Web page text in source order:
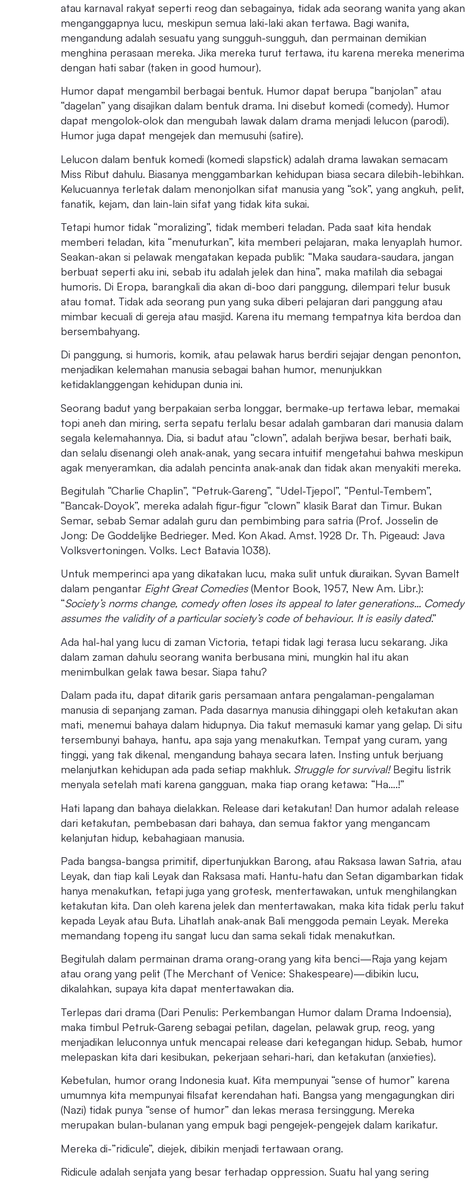
atau karnaval rakyat seperti reog dan sebagainya, tidak ada seorang wanita yang akan
menganggapnya lucu, meskipun semua laki-laki akan tertawa. Bagi wanita,
mengandung adalah sesuatu yang sungguh-sungguh, dan permainan demikian
menghina perasaan mereka. Jika mereka turut tertawa, itu karena mereka menerima
dengan hati sabar (taken in good humour).
Humor dapat mengambil berbagai bentuk. Humor dapat berupa “banjolan” atau
“dagelan” yang disajikan dalam bentuk drama. Ini disebut komedi (comedy). Humor
dapat mengolok-olok dan mengubah lawak dalam drama menjadi lelucon (parodi).
Humor juga dapat mengejek dan memusuhi (satire).
Lelucon dalam bentuk komedi (komedi slapstick) adalah drama lawakan semacam
Miss Ribut dahulu. Biasanya menggambarkan kehidupan biasa secara dilebih-lebihkan.
Kelucuannya terletak dalam menonjolkan sifat manusia yang “sok”, yang angkuh, pelit,
fanatik, kejam, dan lain-lain sifat yang tidak kita sukai.
Tetapi humor tidak “moralizing”, tidak memberi teladan. Pada saat kita hendak
memberi teladan, kita “menuturkan”, kita memberi pelajaran, maka lenyaplah humor.
Seakan-akan si pelawak mengatakan kepada publik: “Maka saudara-saudara, jangan
berbuat seperti aku ini, sebab itu adalah jelek dan hina”, maka matilah dia sebagai
humoris. Di Eropa, barangkali dia akan di-boo dari panggung, dilempari telur busuk
atau tomat. Tidak ada seorang pun yang suka diberi pelajaran dari panggung atau
mimbar kecuali di gereja atau masjid. Karena itu memang tempatnya kita berdoa dan
bersembahyang.
Di panggung, si humoris, komik, atau pelawak harus berdiri sejajar dengan penonton,
menjadikan kelemahan manusia sebagai bahan humor, menunjukkan
ketidaklanggengan kehidupan dunia ini.
Seorang badut yang berpakaian serba longgar, bermake-up tertawa lebar, memakai
topi aneh dan miring, serta sepatu terlalu besar adalah gambaran dari manusia dalam
segala kelemahannya. Dia, si badut atau “clown”, adalah berjiwa besar, berhati baik,
dan selalu disenangi oleh anak-anak, yang secara intuitif mengetahui bahwa meskipun
agak menyeramkan, dia adalah pencinta anak-anak dan tidak akan menyakiti mereka.
Begitulah “Charlie Chaplin”, “Petruk-Gareng”, “Udel-Tjepol”, “Pentul-Tembem”,
“Bancak-Doyok”, mereka adalah figur-figur “clown” klasik Barat dan Timur. Bukan
Semar, sebab Semar adalah guru dan pembimbing para satria (Prof. Josselin de
Jong: De Goddelijke Bedrieger. Med. Kon Akad. Amst. 1928 Dr. Th. Pigeaud: Java
Volksvertoningen. Volks. Lect Batavia 1038).
Untuk memperinci apa yang dikatakan lucu, maka sulit untuk diuraikan. Syvan Bamelt
dalam pengantar Eight Great Comedies(Mentor Book, 1957, New Am. Libr.):
“Society’s norms change, comedy often loses its appeal to later generations… Comedy
assumes the validity of a particular society’s code of behaviour. It is easily dated.”
Ada hal-hal yang lucu di zaman Victoria, tetapi tidak lagi terasa lucu sekarang. Jika
dalam zaman dahulu seorang wanita berbusana mini, mungkin hal itu akan
menimbulkan gelak tawa besar. Siapa tahu?
Dalam pada itu, dapat ditarik garis persamaan antara pengalaman-pengalaman
manusia di sepanjang zaman. Pada dasarnya manusia dihinggapi oleh ketakutan akan
mati, menemui bahaya dalam hidupnya. Dia takut memasuki kamar yang gelap. Di situ
tersembunyi bahaya, hantu, apa saja yang menakutkan. Tempat yang curam, yang
tinggi, yang tak dikenal, mengandung bahaya secara laten. Insting untuk berjuang
melanjutkan kehidupan ada pada setiap makhluk. Struggle for survival!Begitu listrik
menyala setelah mati karena gangguan, maka tiap orang ketawa: “Ha….!”
Hati lapang dan bahaya dielakkan. Release dari ketakutan! Dan humor adalah release
dari ketakutan, pembebasan dari bahaya, dan semua faktor yang mengancam
kelanjutan hidup, kebahagiaan manusia.
Pada bangsa-bangsa primitif, dipertunjukkan Barong, atau Raksasa lawan Satria, atau
Leyak, dan tiap kali Leyak dan Raksasa mati. Hantu-hatu dan Setan digambarkan tidak
hanya menakutkan, tetapi juga yang grotesk, mentertawakan, untuk menghilangkan
ketakutan kita. Dan oleh karena jelek dan mentertawakan, maka kita tidak perlu takut
kepada Leyak atau Buta. Lihatlah anak-anak Bali menggoda pemain Leyak. Mereka
memandang topeng itu sangat lucu dan sama sekali tidak menakutkan.
Begitulah dalam permainan drama orang-orang yang kita benci—Raja yang kejam
atau orang yang pelit (The Merchant of Venice: Shakespeare)—dibikin lucu,
dikalahkan, supaya kita dapat mentertawakan dia.
Terlepas dari drama (Dari Penulis: Perkembangan Humor dalam Drama Indoensia),
maka timbul Petruk-Gareng sebagai petilan, dagelan, pelawak grup, reog, yang
menjadikan leluconnya untuk mencapai release dari ketegangan hidup. Sebab, humor
melepaskan kita dari kesibukan, pekerjaan sehari-hari, dan ketakutan (anxieties).
Kebetulan, humor orang Indonesia kuat. Kita mempunyai “sense of humor” karena
umumnya kita mempunyai filsafat kerendahan hati. Bangsa yang mengagungkan diri
(Nazi) tidak punya “sense of humor” dan lekas merasa tersinggung. Mereka
merupakan bulan-bulanan yang empuk bagi pengejek-pengejek dalam karikatur.
Mereka di-”ridicule”, diejek, dibikin menjadi tertawaan orang.
Ridicule adalah senjata yang besar terhadap oppression. Suatu hal yang sering